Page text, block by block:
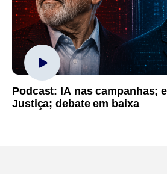
Podcast: IA nas campanhas;
Justiça; debate em baixa